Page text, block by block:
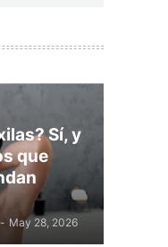
Sí, y
que
- May 28, 2026